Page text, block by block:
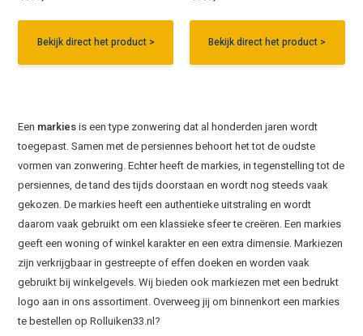
Bekijk direct het product > Bekijk direct het product >
Een markiesis een type zonwering dat al honderden jaren wordt
toegepast. Samen met de persiennes behoort het tot de oudste
vormen van zonwering. Echter heeft de markies, in tegenstelling tot de
persiennes, de tand des tijds doorstaan en wordt nog steeds vaak
gekozen. De markies heeft een authentieke uitstraling en wordt
daarom vaak gebruikt om een klassieke sfeer te creëren. Een markies
geeft een woning of winkel karakter en een extra dimensie. Markiezen
zijn verkrijgbaar in gestreepte of effen doeken en worden vaak
gebruikt bij winkelgevels. Wij bieden ook markiezen met een bedrukt
logo aan in ons assortiment. Overweeg jij om binnenkort een markies
te bestellen op Rolluiken33.nl?